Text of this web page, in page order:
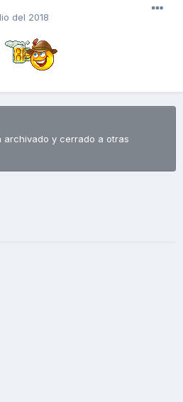
del 2018
archivado y cerrado a otras